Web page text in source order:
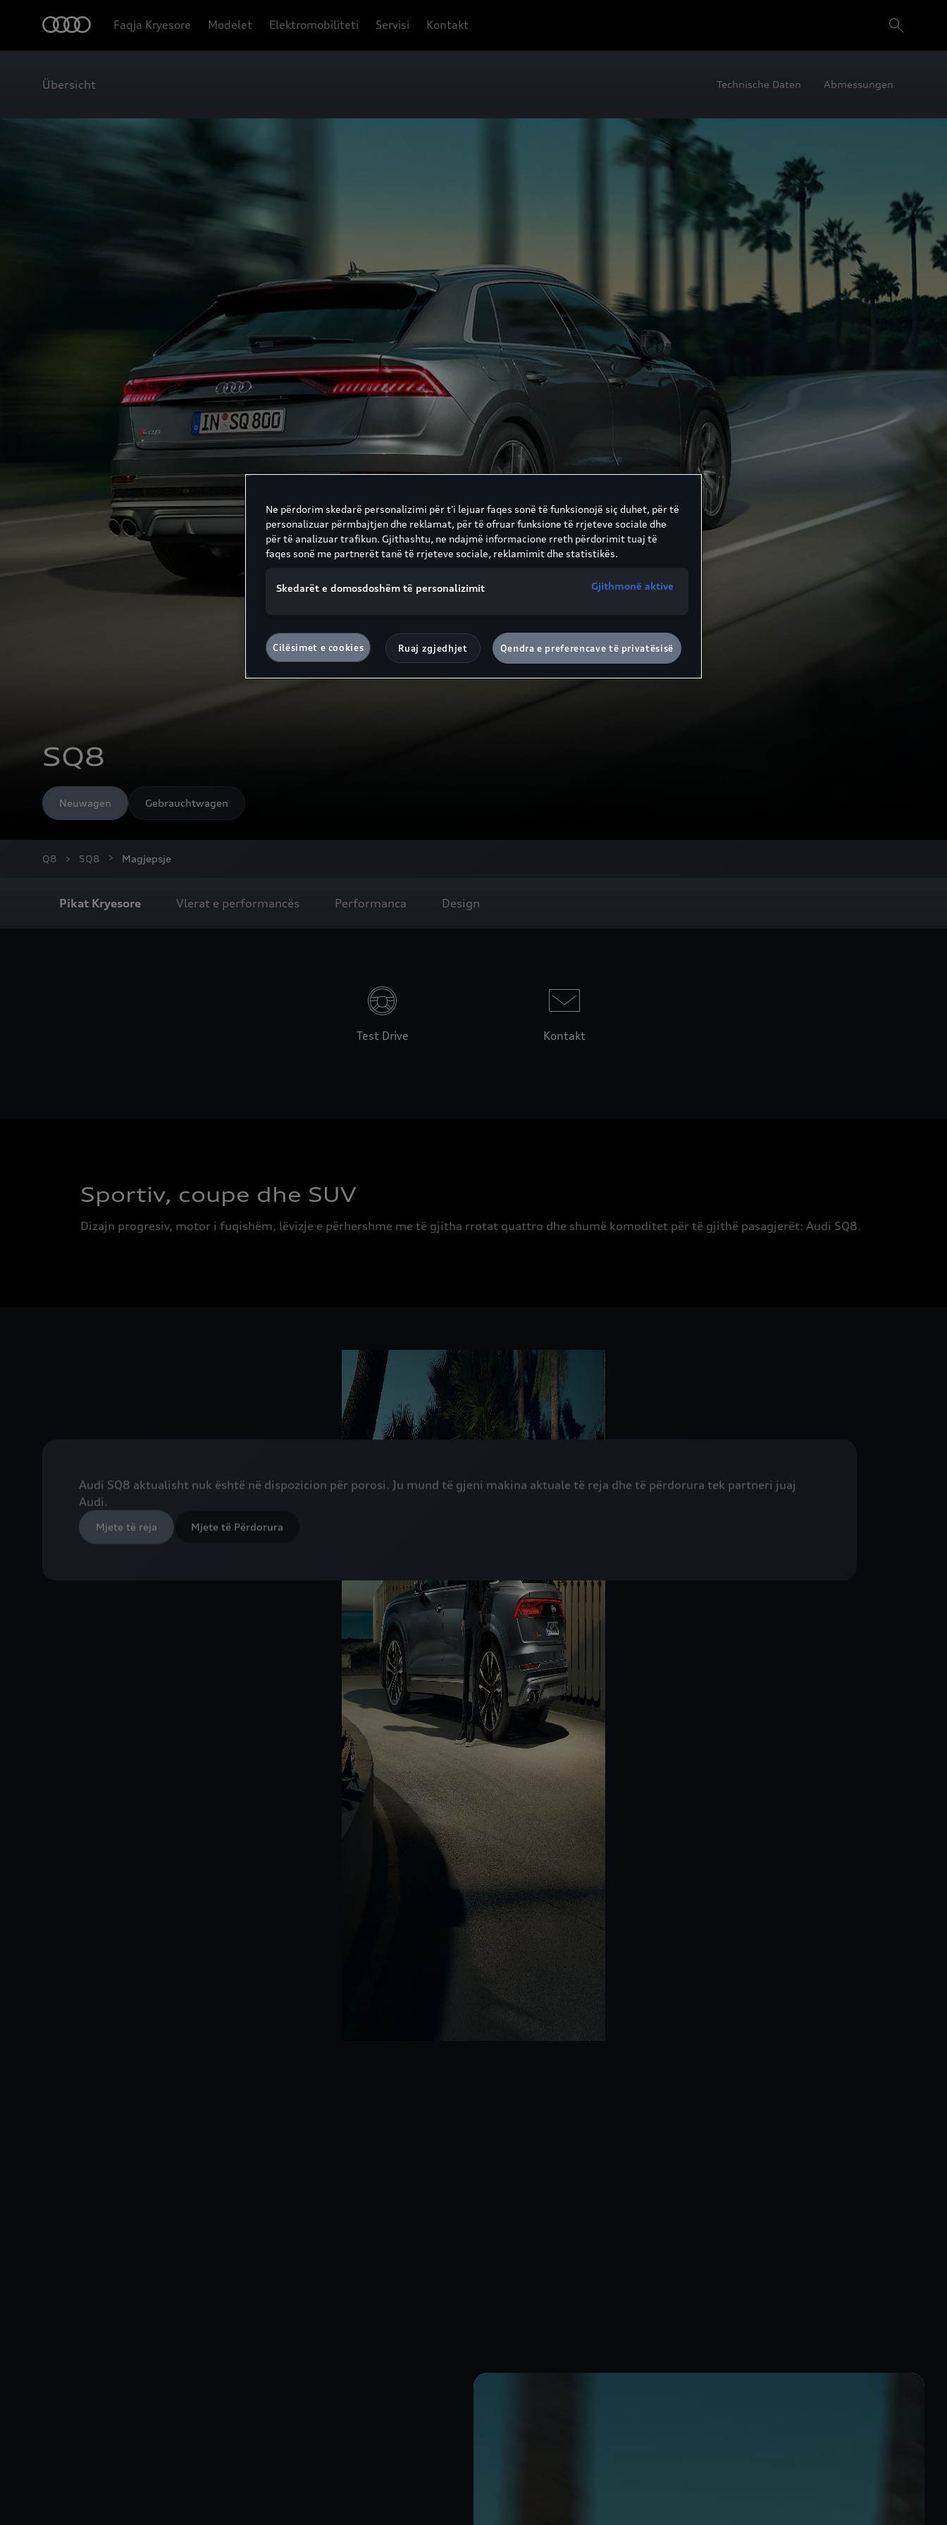
Faqja Kryesore Modelet Elektromobiliteti Servisi Kontakt
Übersicht Technische Daten Abmessungen
SQ8
Neuwagen Gebrauchtwagen
Q8 SQ8 Magjepsje
Pikat Kryesore Vlerat e performancës Performanca Design
Test Drive Kontakt
Sportiv, coupe dhe SUV
Dizajn progresiv, motor i fuqishëm, lëvizje e përhershme me të gjitha rrotat quattro dhe shumë komoditet për të gjithë pasagjerët: Audi SQ8.
Audi SQ8 aktualisht nuk është në dispozicion për porosi. Ju mund të gjeni makina aktuale të reja dhe të përdorura tek partneri juaj
Audi.
Mjete të reja Mjete të Përdorura
Ne përdorim skedarë personalizimi për t'i lejuar faqes sonë të funksionojë siç duhet, për të
personalizuar përmbajtjen dhe reklamat, për të ofruar funksione të rrjeteve sociale dhe
për të analizuar trafikun. Gjithashtu, ne ndajmë informacione rreth përdorimit tuaj të
faqes sonë me partnerët tanë të rrjeteve sociale, reklamimit dhe statistikës.
Skedarët e domosdoshëm të personalizimit Gjithmonë aktive
Cilësimet e cookies Ruaj zgjedhjet Qendra e preferencave të privatësisë